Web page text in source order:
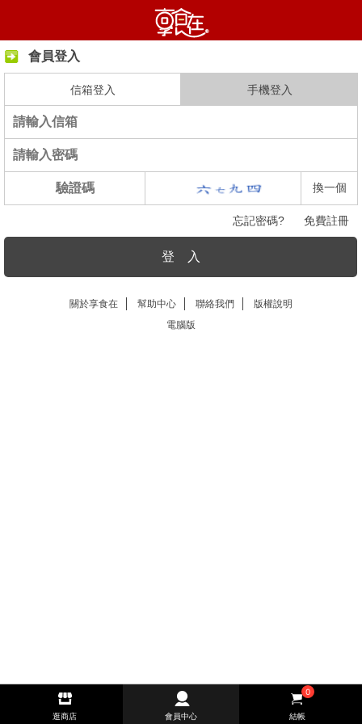
會員登入
信箱登入 手機登入
換一個
忘記密碼? 免費註冊
登 入
關於享食在 幫助中心 聯絡我們
版權說明
電腦版
逛商店 會員中心
0
結帳